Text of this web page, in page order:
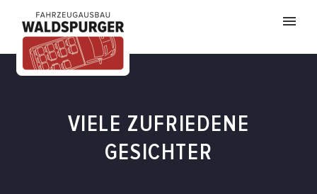
VIELE ZUFRIEDENE
GESICHTER